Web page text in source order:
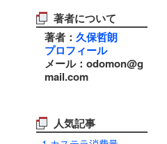
著者について
著者： 久保哲朗
プロフィール
メール：odomon@g
mail.com
人気記事